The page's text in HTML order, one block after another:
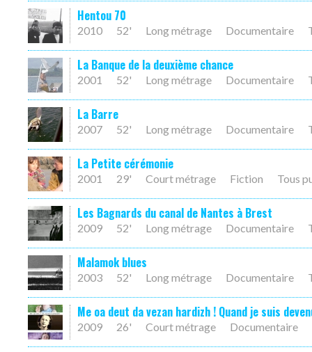
Hentou 70
2010 52' Long métrage Documentaire
La Banque de la deuxième chance
2001 52' Long métrage Documentaire
La Barre
2007 52' Long métrage Documentaire
La Petite cérémonie
2001 29' Court métrage Fiction Tous
Les Bagnards du canal de Nantes à Brest
2009 52' Long métrage Documentaire
Malamok blues
2003 52' Long métrage Documentaire
Me oa deut da vezan hardizh ! Quand je suis
2009 26' Court métrage Documentaire